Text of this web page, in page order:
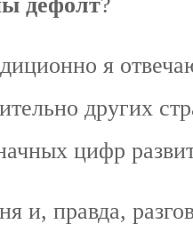
я
других
цифр
и, правда,